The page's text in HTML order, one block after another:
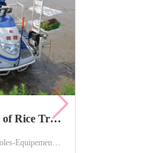
The Application of Rice Transplanter
Matériel et pièces agricoles-Equipement agricole-Plantation de machines